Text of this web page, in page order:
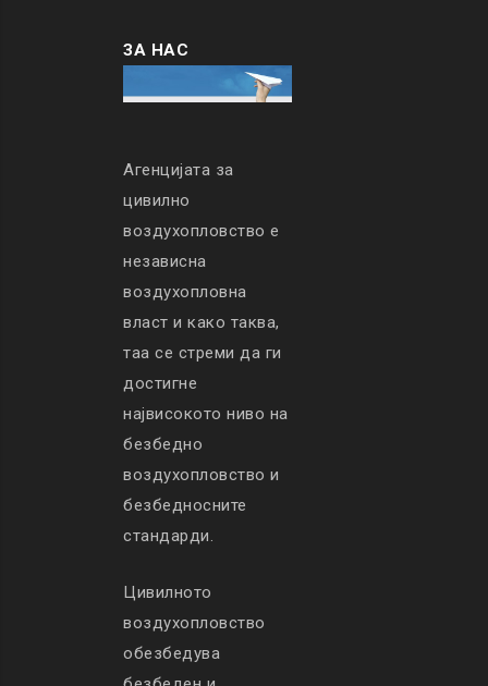
ЗА НАС
Агенцијата за
цивилно
воздухопловство е
независна
воздухопловна
власт и како таква,
таа се стреми да ги
достигне
највисокото ниво на
безбедно
воздухопловство и
безбедносните
стандарди.
Цивилното
воздухопловство
обезбедува